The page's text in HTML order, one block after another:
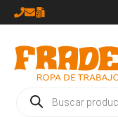
Saltar
al
contenido
Búsqueda
de